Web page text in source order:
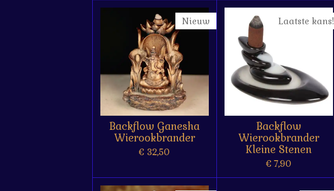
Nieuw
Backflow Ganesha
Wierookbrander
€ 32,50
Laatste kans!
Backflow
Wierookbrander
Kleine Stenen
€ 7,90